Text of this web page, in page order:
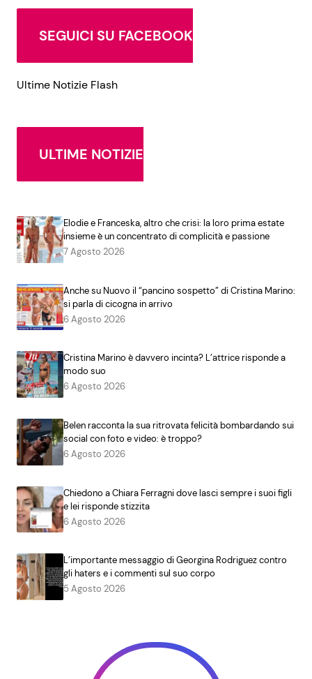
SEGUICI SU FACEBOOK
Ultime Notizie Flash
ULTIME NOTIZIE
Elodie e Franceska, altro che crisi: la loro prima estate
insieme è un concentrato di complicità e passione
7 Agosto 2026
Anche su Nuovo il “pancino sospetto” di Cristina Marino:
si parla di cicogna in arrivo
6 Agosto 2026
Cristina Marino è davvero incinta? L’attrice risponde a
modo suo
6 Agosto 2026
Belen racconta la sua ritrovata felicità bombardando sui
social con foto e video: è troppo?
6 Agosto 2026
Chiedono a Chiara Ferragni dove lasci sempre i suoi figli
e lei risponde stizzita
6 Agosto 2026
L’importante messaggio di Georgina Rodriguez contro
gli haters e i commenti sul suo corpo
5 Agosto 2026